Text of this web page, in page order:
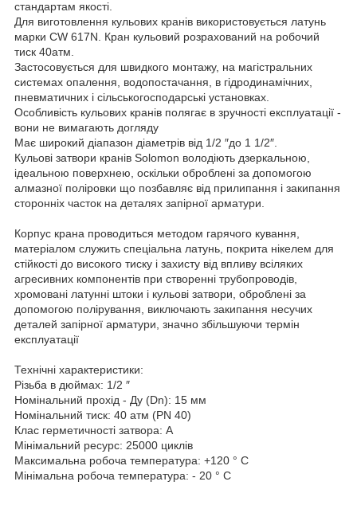
стандартам якості.
Для виготовлення кульових кранів використовується латунь
марки CW 617N. Кран кульовий розрахований на робочий
тиск 40атм.
Застосовується для швидкого монтажу, на магістральних
системах опалення, водопостачання, в гідродинамічних,
пневматичних і сільськогосподарські установках.
Особливість кульових кранів полягає в зручності експлуатації -
вони не вимагають догляду
Має широкий діапазон діаметрів від 1/2 ″до 1 1/2″.
Кульові затвори кранів Solomon володіють дзеркальною,
ідеальною поверхнею, оскільки оброблені за допомогою
алмазної поліровки що позбавляє від прилипання і закипання
сторонніх часток на деталях запірної арматури.
Корпус крана проводиться методом гарячого кування,
матеріалом служить спеціальна латунь, покрита нікелем для
стійкості до високого тиску і захисту від впливу всіляких
агресивних компонентів при створенні трубопроводів,
хромовані латунні штоки і кульові затвори, оброблені за
допомогою полірування, виключають закипання несучих
деталей запірної арматури, значно збільшуючи термін
експлуатації
Технічні характеристики:
Різьба в дюймах: 1/2 ″
Номінальний прохід - Ду (Dn): 15 мм
Номінальний тиск: 40 атм (PN 40)
Клас герметичності затвора: А
Мінімальний ресурс: 25000 циклів
Максимальна робоча температура: +120 ° C
Мінімальна робоча температура: - 20 ° C